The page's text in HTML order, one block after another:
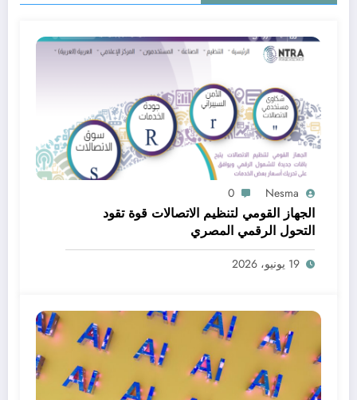
Nesma
0
الجهاز القومي لتنظيم الاتصالات قوة تقود
التحول الرقمي المصري
19 يونيو، 2026